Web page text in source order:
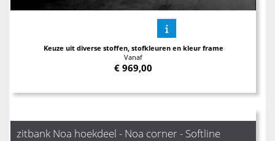
Keuze uit diverse stoffen, stofkleuren en kleur frame
Vanaf
€ 969,00
zitbank Noa hoekdeel - Noa corner - Softline